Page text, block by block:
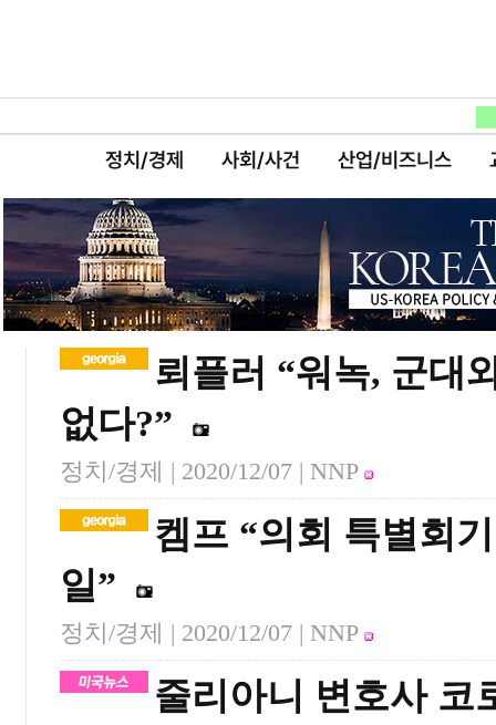
정치/경제 사회/사건 산업/비즈니스
뢰플러 “워녹, 군대
없다?”
정치/경제 | 2020/12/07 | NNP
켐프 “의회 특별회
일”
정치/경제 | 2020/12/07 | NNP
줄리아니 변호사